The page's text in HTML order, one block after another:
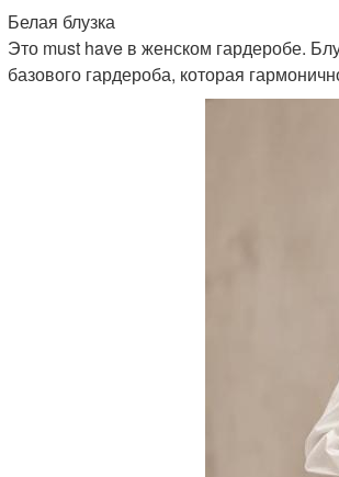
Белая блузка
Это must have в женском гардеробе.
базового гардероба, которая